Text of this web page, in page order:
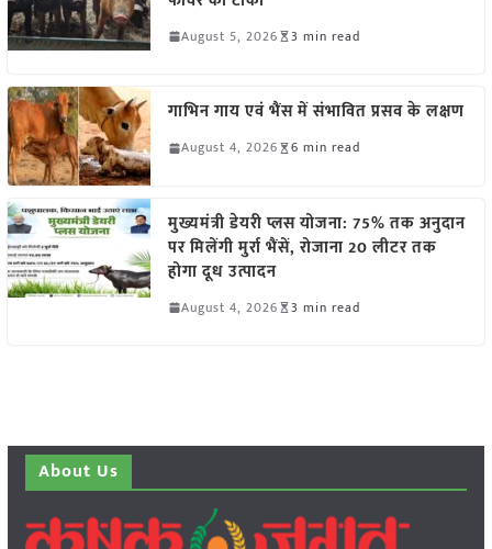
August 5, 2026 3 min read
गाभिन गाय एवं भैंस में संभावित प्रसव के लक्षण
August 4, 2026 6 min read
मुख्यमंत्री डेयरी प्लस योजना: 75% तक अनुदान
पर मिलेंगी मुर्रा भैंसें, रोजाना 20 लीटर तक
होगा दूध उत्पादन
August 4, 2026 3 min read
About Us